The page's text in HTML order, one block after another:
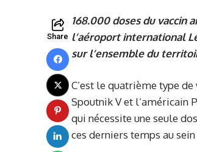
Share
168.000 doses du vaccin
l’aéroport international
sur l’ensemble du
C’est le quatrième type
Spoutnik V et l’américain
qui nécessite une seule
ces derniers temps au